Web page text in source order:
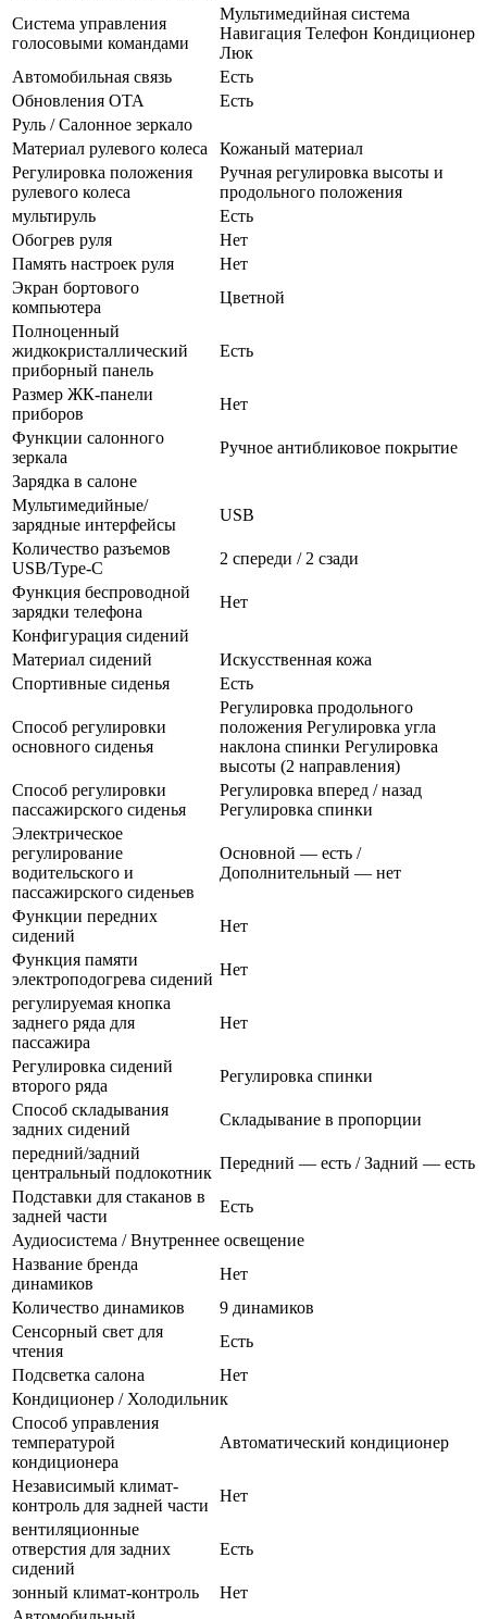
Система управления
голосовыми командами
Мультимедийная система
Навигация Телефон Кондиционер
Люк
Автомобильная связь
Есть
Обновления OTA
Есть
Руль / Салонное зеркало
Материал рулевого колеса
Кожаный материал
Регулировка положения
рулевого колеса
Ручная регулировка высоты и
продольного положения
мультируль
Есть
Обогрев руля
Нет
Память настроек руля
Нет
Экран бортового
компьютера
Цветной
Полноценный
жидкокристаллический
приборный панель
Есть
Размер ЖК-панели
приборов
Нет
Функции салонного
зеркала
Ручное антибликовое покрытие
Зарядка в салоне
Мультимедийные/
зарядные интерфейсы
USB
Количество разъемов
USB/Type-C
2 спереди / 2 сзади
Функция беспроводной
зарядки телефона
Нет
Конфигурация сидений
Материал сидений
Искусственная кожа
Спортивные сиденья
Есть
Способ регулировки
основного сиденья
Регулировка продольного
положения Регулировка угла
наклона спинки Регулировка
высоты (2 направления)
Способ регулировки
пассажирского сиденья
Регулировка вперед / назад
Регулировка спинки
Электрическое
регулирование
водительского и
пассажирского сиденьев
Основной — есть /
Дополнительный — нет
Функции передних
сидений
Нет
Функция памяти
электроподогрева сидений
Нет
регулируемая кнопка
заднего ряда для
пассажира
Нет
Регулировка сидений
второго ряда
Регулировка спинки
Способ складывания
задних сидений
Складывание в пропорции
передний/задний
центральный подлокотник
Передний — есть / Задний — есть
Подставки для стаканов в
задней части
Есть
Аудиосистема / Внутреннее освещение
Название бренда
динамиков
Нет
Количество динамиков
9 динамиков
Сенсорный свет для
чтения
Есть
Подсветка салона
Нет
Кондиционер / Холодильник
Способ управления
температурой
кондиционера
Автоматический кондиционер
Независимый климат-
контроль для задней части
Нет
вентиляционные
отверстия для задних
сидений
Есть
зонный климат-контроль
Нет